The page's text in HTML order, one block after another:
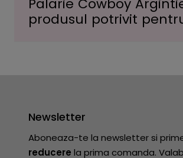
Palarie Cowboy
produsul potrivit
Newsletter
Aboneaza-te la newsletter si
reducere la prima comanda.